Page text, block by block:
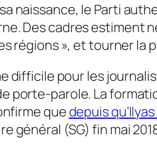
naissance, le Parti
Des cadres estiment
régions », et tourner la
difficile pour les
porte-parole. La
que depuis
général (SG) fin mai